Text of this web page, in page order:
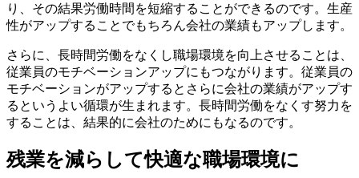
り、その結果労働時間を短縮することができるのです。生産
性がアップすることでもちろん会社の業績もアップします。
さらに、長時間労働をなくし職場環境を向上させることは、
従業員のモチベーションアップにもつながります。従業員の
モチベーションがアップするとさらに会社の業績がアップす
るというよい循環が生まれます。長時間労働をなくす努力を
することは、結果的に会社のためにもなるのです。
残業を減らして快適な職場環境に